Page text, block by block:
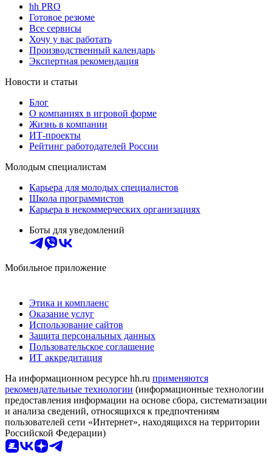
hh PRO
Готовое резюме
Все сервисы
Хочу у вас работать
Производственный календарь
Экспертная рекомендация
Новости и статьи
Блог
О компаниях в игровой форме
Жизнь в компании
ИТ-проекты
Рейтинг работодателей России
Молодым специалистам
Карьера для молодых специалистов
Школа программистов
Карьера в некоммерческих организациях
Боты для уведомлений
Мобильное приложение
Этика и комплаенс
Оказание услуг
Использование сайтов
Защита персональных данных
Пользовательское соглашение
ИТ аккредитация
На информационном ресурсе hh.ru применяются
рекомендательные технологии (информационные технологии
предоставления информации на основе сбора, систематизации
и анализа сведений, относящихся к предпочтениям
пользователей сети «Интернет», находящихся на территории
Российской Федерации)